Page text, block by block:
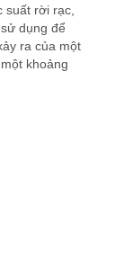
suất rời rạc,
dụng để
ra của một
khoảng